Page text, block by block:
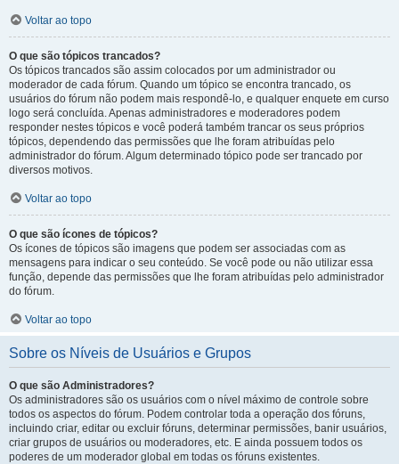
Voltar ao topo
O que são tópicos trancados?
Os tópicos trancados são assim colocados por um administrador ou
moderador de cada fórum. Quando um tópico se encontra trancado, os
usuários do fórum não podem mais respondê-lo, e qualquer enquete em curso
logo será concluída. Apenas administradores e moderadores podem
responder nestes tópicos e você poderá também trancar os seus próprios
tópicos, dependendo das permissões que lhe foram atribuídas pelo
administrador do fórum. Algum determinado tópico pode ser trancado por
diversos motivos.
Voltar ao topo
O que são ícones de tópicos?
Os ícones de tópicos são imagens que podem ser associadas com as
mensagens para indicar o seu conteúdo. Se você pode ou não utilizar essa
função, depende das permissões que lhe foram atribuídas pelo administrador
do fórum.
Voltar ao topo
Sobre os Níveis de Usuários e Grupos
O que são Administradores?
Os administradores são os usuários com o nível máximo de controle sobre
todos os aspectos do fórum. Podem controlar toda a operação dos fóruns,
incluindo criar, editar ou excluir fóruns, determinar permissões, banir usuários,
criar grupos de usuários ou moderadores, etc. E ainda possuem todos os
poderes de um moderador global em todas os fóruns existentes.